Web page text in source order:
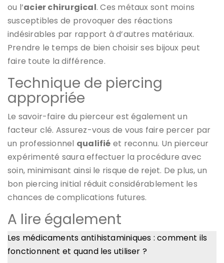
ou l’acier chirurgical. Ces métaux sont moins
susceptibles de provoquer des réactions
indésirables par rapport à d’autres matériaux.
Prendre le temps de bien choisir ses bijoux peut
faire toute la différence.
Technique de piercing
appropriée
Le savoir-faire du pierceur est également un
facteur clé. Assurez-vous de vous faire percer par
un professionnel qualifié et reconnu. Un pierceur
expérimenté saura effectuer la procédure avec
soin, minimisant ainsi le risque de rejet. De plus, un
bon piercing initial réduit considérablement les
chances de complications futures.
A lire également
Les médicaments antihistaminiques : comment ils
fonctionnent et quand les utiliser ?